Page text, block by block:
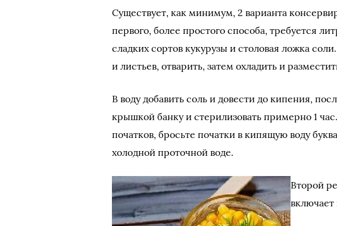
Существует, как минимум, 2 варианта
первого, более простого способа, требуется
сладких сортов кукурузы и столовая ложка
и листьев, отварить, затем охладить и
В воду добавить соль и довести до кипения,
крышкой банку и стерилизовать примерно 1 час.
початков, бросьте початки в кипящую воду
холодной проточной воде.
Второй
включает